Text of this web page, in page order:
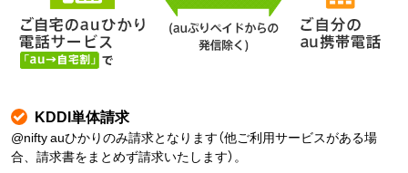
KDDI単体請求
@nifty auひかりのみ請求となります（他ご利用サービスがある場
合、請求書をまとめず請求いたします）。